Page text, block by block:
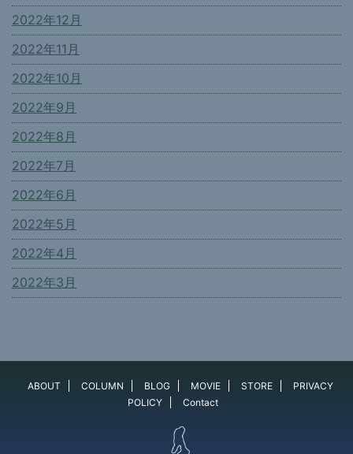
2022年12月
2022年11月
2022年10月
2022年9月
2022年8月
2022年7月
2022年6月
2022年5月
2022年4月
2022年3月
ABOUT COLUMN BLOG MOVIE STORE
PRIVACY
POLICY
Contact